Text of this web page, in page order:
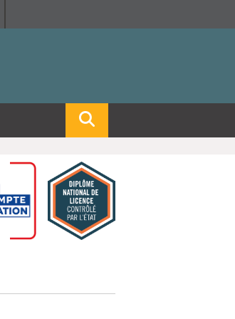
Physiques et Sportives)
composante)